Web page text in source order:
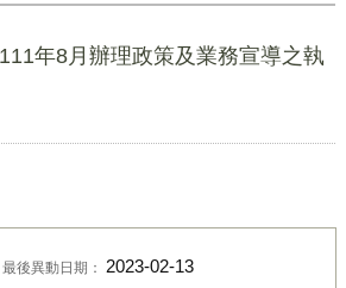
年8月辦理政策及業務宣導之執
最後異動日期： 2023-02-13